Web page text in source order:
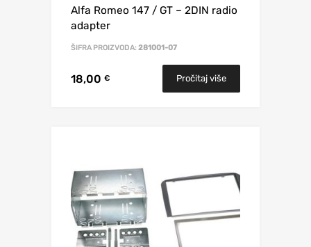
Alfa Romeo 147 / GT – 2DIN radio
adapter
ŠIFRA PROIZVODA: 281001-07
18,00 € Pročitaj više